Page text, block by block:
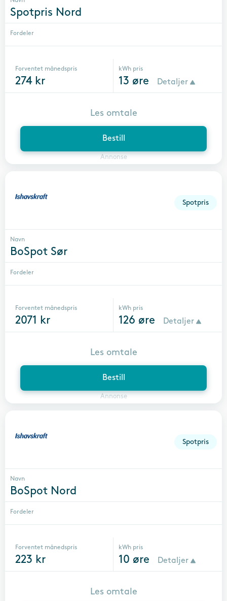
Spotpris Nord
Fordeler
Forventet månedspris
274kr
kWh pris
13 øre Detaljer
Bestill
Annonse
Les omtale
Spotpris
Navn
BoSpot Sør
Fordeler
Forventet månedspris
2071 kr
kWh pris
126 øre Detaljer
Bestill
Annonse
Les omtale
Spotpris
Navn
BoSpot Nord
Fordeler
Forventet månedspris
223 kr
kWh pris
10 øre Detaljer
Les omtale